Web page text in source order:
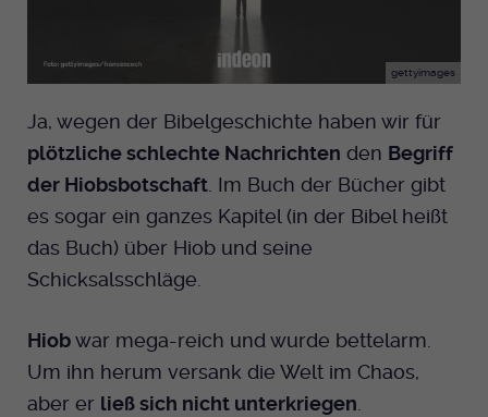
gettyimages
Ja, wegen der Bibelgeschichte haben wir für
plötzliche schlechte Nachrichten den Begriff
der Hiobsbotschaft. Im Buch der Bücher gibt
es sogar ein ganzes Kapitel (in der Bibel heißt
das Buch) über Hiob und seine
Schicksalsschläge.
Hiobwar mega-reich und wurde bettelarm.
Um ihn herum versank die Welt im Chaos,
aber er ließ sich nicht unterkriegen.